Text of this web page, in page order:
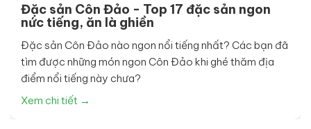
Đặc sản Côn Đảo - Top 17 đặc sản ngon
nức tiếng, ăn là ghiền
Đặc sản Côn Đảo nào ngon nổi tiếng nhất? Các bạn đã
tìm được những món ngon Côn Đảo khi ghé thăm địa
điểm nổi tiếng này chưa?
Xem chi tiết →